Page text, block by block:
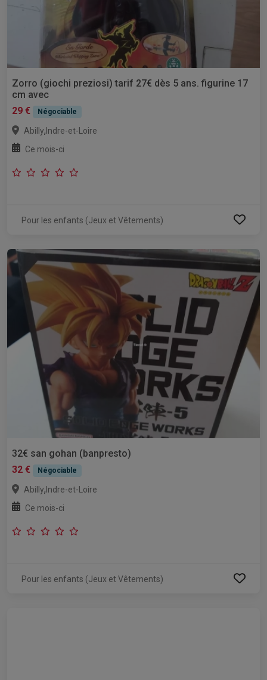
Zorro (giochi preziosi) tarif 27€ dès 5 ans. figurine 17
cm avec
29 €
Négociable
Abilly,Indre-et-Loire
Ce mois-ci
Pour les enfants (Jeux et Vêtements)
32€ san gohan (banpresto)
32 €
Négociable
Abilly,Indre-et-Loire
Ce mois-ci
Pour les enfants (Jeux et Vêtements)